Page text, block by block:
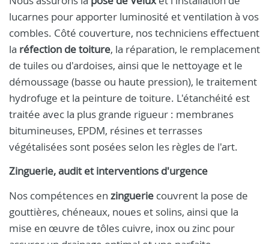
lucarnes pour apporter luminosité et ventilation à vos
combles. Côté couverture, nos techniciens effectuent
la réfection de toiture, la réparation, le remplacement
de tuiles ou d'ardoises, ainsi que le nettoyage et le
démoussage (basse ou haute pression), le traitement
hydrofuge et la peinture de toiture. L'étanchéité est
traitée avec la plus grande rigueur : membranes
bitumineuses, EPDM, résines et terrasses
végétalisées sont posées selon les règles de l'art.
Zinguerie, audit et interventions d'urgence
Nos compétences en zinguerie couvrent la pose de
gouttières, chéneaux, noues et solins, ainsi que la
mise en œuvre de tôles cuivre, inox ou zinc pour